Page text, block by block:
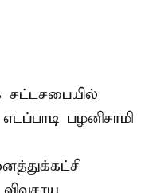
சட்டசபையில்
பழனிசாமி